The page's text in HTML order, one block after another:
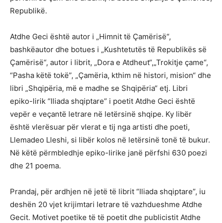
Republikë.
Atdhe Geci është autor i „Himnit të Çamërisë“,
bashkëautor dhe botues i „Kushtetutës të Republikës së
Çamërisë“, autor i librit, „Dora e Atdheut“,„Trokitje çame“,
“Pasha këtë tokë”, „Çamëria, kthim në histori, mision“ dhe
libri „Shqipëria, më e madhe se Shqipëria“ etj. Libri
epiko-lirik “Iliada shqiptare” i poetit Atdhe Geci është
vepër e veçantë letrare në letërsinë shqipe. Ky libër
është vlerësuar për vlerat e tij nga artisti dhe poeti,
Llemadeo Lleshi, si libër kolos në letërsinë tonë të bukur.
Në këtë përmbledhje epiko-lirike janë përfshi 630 poezi
dhe 21 poema.
Prandaj, për ardhjen në jetë të librit “Iliada shqiptare”, iu
deshën 20 vjet krijimtari letrare të vazhdueshme Atdhe
Gecit. Motivet poetike të të poetit dhe publicistit Atdhe